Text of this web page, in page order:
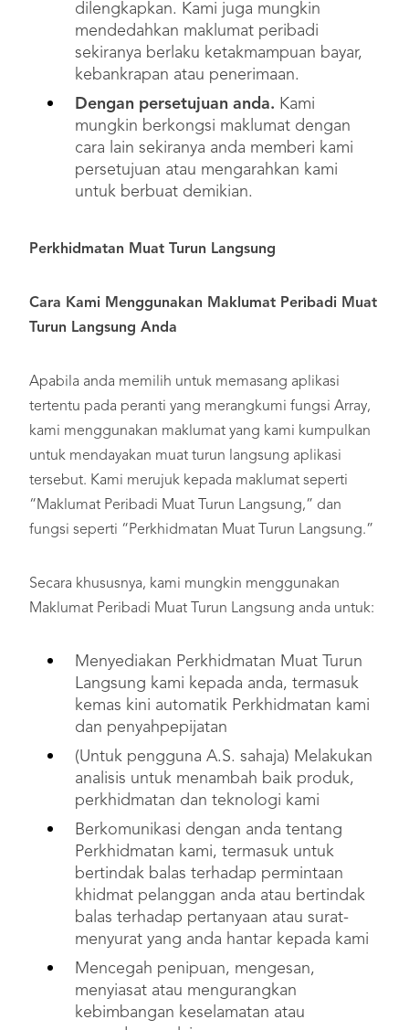
dilengkapkan. Kami juga mungkin
mendedahkan maklumat peribadi
sekiranya berlaku ketakmampuan bayar,
kebankrapan atau penerimaan.
Dengan persetujuan anda. Kami
mungkin berkongsi maklumat dengan
cara lain sekiranya anda memberi kami
persetujuan atau mengarahkan kami
untuk berbuat demikian.
Perkhidmatan Muat Turun Langsung
Cara Kami Menggunakan Maklumat Peribadi Muat
Turun Langsung Anda
Apabila anda memilih untuk memasang aplikasi
tertentu pada peranti yang merangkumi fungsi Array,
kami menggunakan maklumat yang kami kumpulkan
untuk mendayakan muat turun langsung aplikasi
tersebut. Kami merujuk kepada maklumat seperti
“Maklumat Peribadi Muat Turun Langsung,” dan
fungsi seperti “Perkhidmatan Muat Turun Langsung.”
Secara khususnya, kami mungkin menggunakan
Maklumat Peribadi Muat Turun Langsung anda untuk:
Menyediakan Perkhidmatan Muat Turun
Langsung kami kepada anda, termasuk
kemas kini automatik Perkhidmatan kami
dan penyahpepijatan
(Untuk pengguna A.S. sahaja) Melakukan
analisis untuk menambah baik produk,
perkhidmatan dan teknologi kami
Berkomunikasi dengan anda tentang
Perkhidmatan kami, termasuk untuk
bertindak balas terhadap permintaan
khidmat pelanggan anda atau bertindak
balas terhadap pertanyaan atau surat-
menyurat yang anda hantar kepada kami
Mencegah penipuan, mengesan,
menyiasat atau mengurangkan
kebimbangan keselamatan atau